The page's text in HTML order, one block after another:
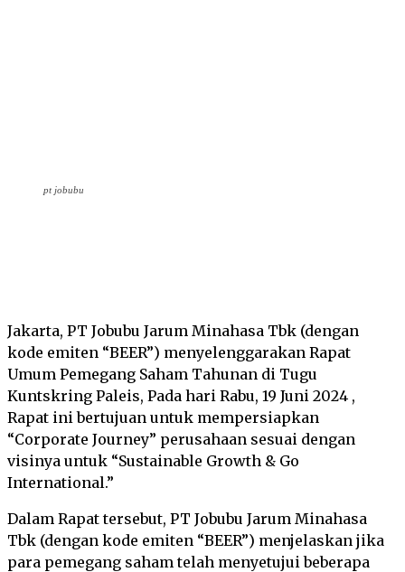
pt jobubu
Jakarta, PT Jobubu Jarum Minahasa Tbk (dengan
kode emiten “BEER”) menyelenggarakan Rapat
Umum Pemegang Saham Tahunan di Tugu
Kuntskring Paleis, Pada hari Rabu, 19 Juni 2024 ,
Rapat ini bertujuan untuk mempersiapkan
“Corporate Journey” perusahaan sesuai dengan
visinya untuk “Sustainable Growth & Go
International.”
Dalam Rapat tersebut, PT Jobubu Jarum Minahasa
Tbk (dengan kode emiten “BEER”) menjelaskan jika
para pemegang saham telah menyetujui beberapa